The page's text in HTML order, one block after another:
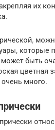
их
которые
быть
цветная
много.